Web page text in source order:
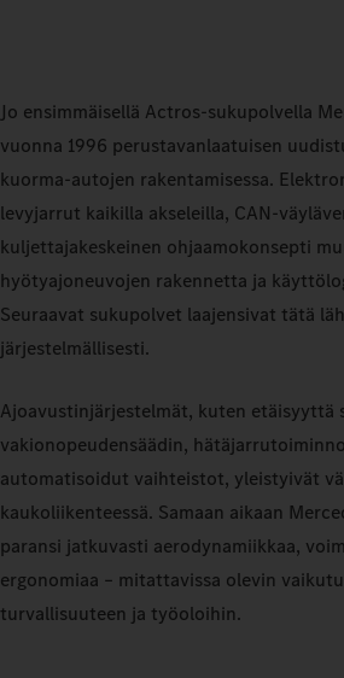
Jo ensimmäisellä Actros-sukupolvella
vuonna 1996 perustavanlaatuisen
kuorma-autojen rakentamisessa.
levyjarrut kaikilla akseleilla, CAN-
kuljettajakeskeinen ohjaamokonsepti
hyötyajoneuvojen rakennetta ja
Seuraavat sukupolvet laajensivat tätä
järjestelmällisesti.
Ajoavustinjärjestelmät, kuten etäisyyttä
vakionopeudensäädin,
automatisoidut vaihteistot, yleistyivät
kaukoliikenteessä. Samaan aikaan
paransi jatkuvasti aerodynamiikkaa,
ergonomiaa – mitattavissa olevin
turvallisuuteen ja työoloihin.